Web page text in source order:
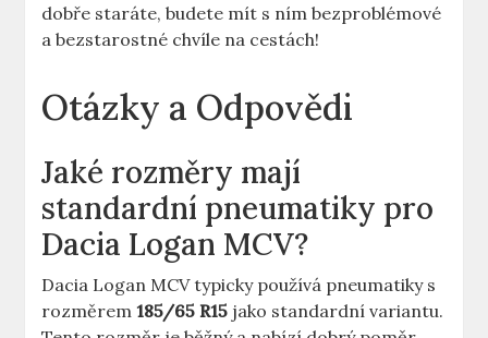
dobře staráte, budete mít s ním bezproblémové
a bezstarostné chvíle na cestách!
Otázky a Odpovědi
Jaké rozměry mají
standardní pneumatiky pro
Dacia Logan MCV?
Dacia Logan MCV typicky používá pneumatiky s
rozměrem 185/65 R15 jako standardní variantu.